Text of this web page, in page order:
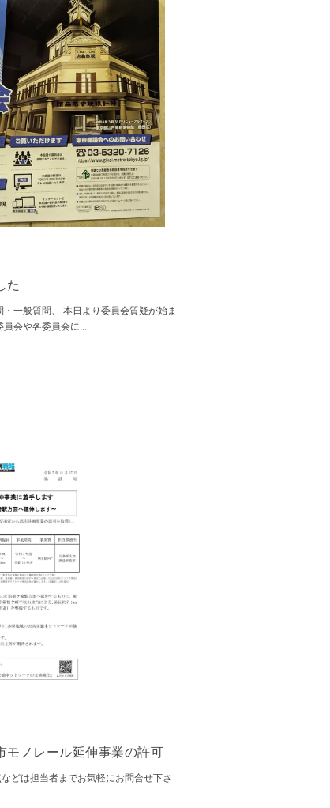
た
一般質問、 本日より委員会質疑が始ま
員会や各委員会に...
モノレール延伸事業の許可
どは担当者までお気軽にお問合せ下さ